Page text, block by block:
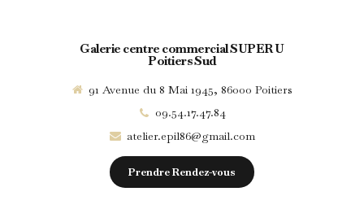
Galerie centre commercial SUPER U
Poitiers Sud
91 Avenue du 8 Mai 1945, 86000 Poitiers
09.54.17.47.84
atelier.epil86@gmail.com
Prendre Rendez-vous